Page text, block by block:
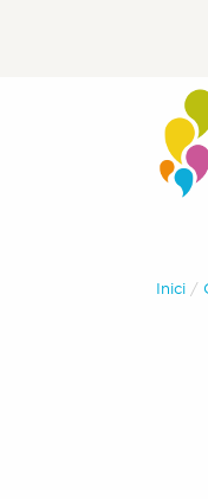
Inici